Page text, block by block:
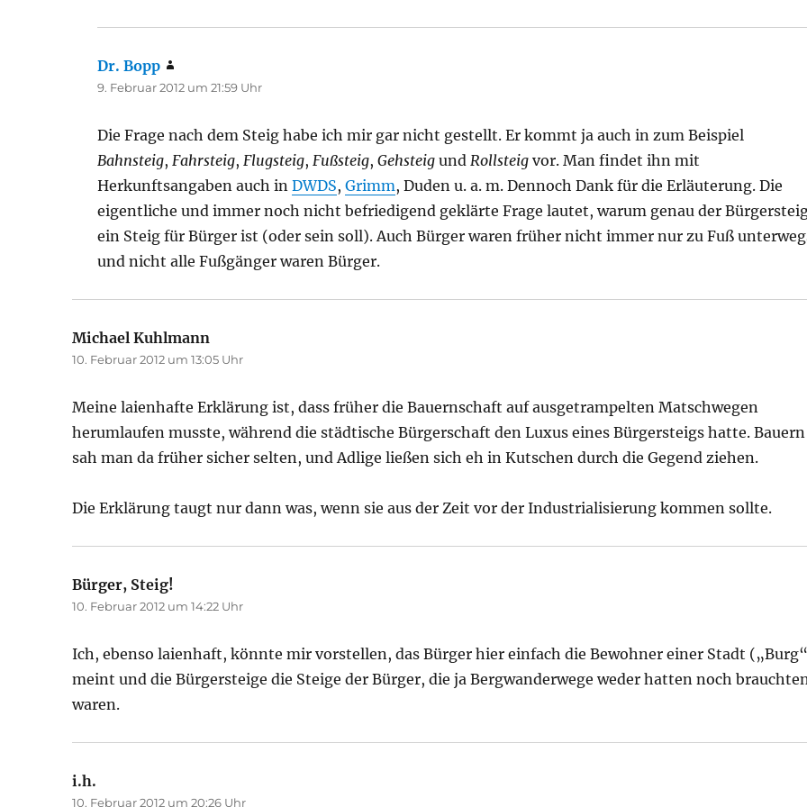
Dr. Bopp
9. Februar 2012 um 21:59 Uhr
Die Frage nach dem Steig habe ich mir gar nicht gestellt. Er kommt ja auch in zum Beispiel
Bahnsteig,Fahrsteig,Flugsteig,Fußsteig,Gehsteig undRollsteig vor. Man findet ihn mit
Herkunftsangaben auch inDWDS,Grimm, Duden u. a. m. Dennoch Dank für die Erläuterung. Die
eigentliche und immer noch nicht befriedigend geklärte Frage lautet, warum genau der
ein Steig für Bürger ist (oder sein soll). Auch Bürger waren früher nicht immer nur zu Fuß
und nicht alle Fußgänger waren Bürger.
Michael Kuhlmann
10. Februar 2012 um 13:05 Uhr
Meine laienhafte Erklärung ist, dass früher die Bauernschaft auf ausgetrampelten Matschwegen
herumlaufen musste, während die städtische Bürgerschaft den Luxus eines Bürgersteigs hatte. Bauern
sah man da früher sicher selten, und Adlige ließen sich eh in Kutschen durch die Gegend ziehen.
Die Erklärung taugt nur dann was, wenn sie aus der Zeit vor der Industrialisierung kommen sollte.
Bürger, Steig!
10. Februar 2012 um 14:22 Uhr
Ich, ebenso laienhaft, könnte mir vorstellen, das Bürger hier einfach die Bewohner einer Stadt
meint und die Bürgersteige die Steige der Bürger, die ja Bergwanderwege weder hatten noch
waren.
i.h.
10. Februar 2012 um 20:26 Uhr